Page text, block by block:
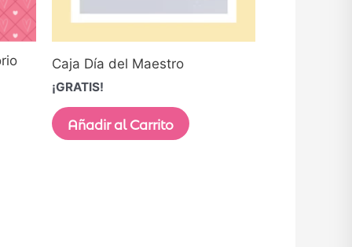
Caja Día del Maestro
¡GRATIS!
Añadir al Carrito